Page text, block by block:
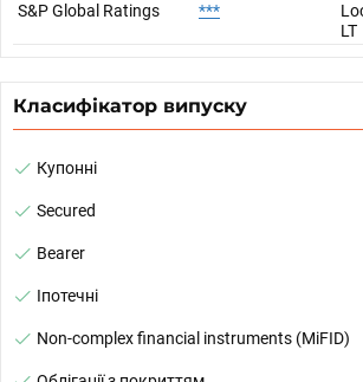
S&P Global Ratings ***
LT
Класифікатор випуску
Купонні
Secured
Bearer
Іпотечні
Non-complex financial instruments (MiFID)